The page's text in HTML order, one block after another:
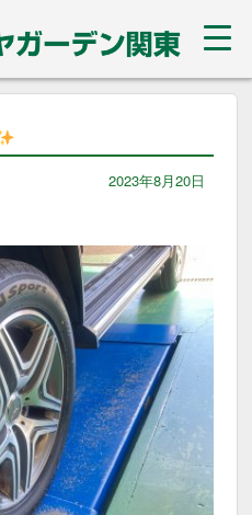
2023年8月20日